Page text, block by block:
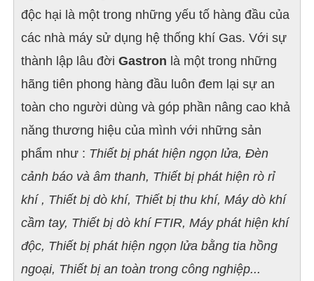
độc hại là một trong những yếu tố hàng đầu của
các nhà máy sử dụng hệ thống khí Gas. Với sự
thành lập lâu đời Gastron là một trong những
hãng tiên phong hàng đầu luôn đem lại sự an
toàn cho người dùng và góp phần nâng cao khả
năng thương hiệu của mình với những sản
phẩm như : Thiết bị phát hiện ngọn lửa, Đèn
cảnh báo và âm thanh, Thiết bị phát hiện rò rỉ
khí , Thiết bị dò khí, Thiết bị thu khí, Máy dò khí
cầm tay, Thiết bị dò khí FTIR, Máy phát hiện khí
độc, Thiết bị phát hiện ngọn lửa bằng tia hồng
ngoại, Thiết bị an toàn trong công nghiệp...